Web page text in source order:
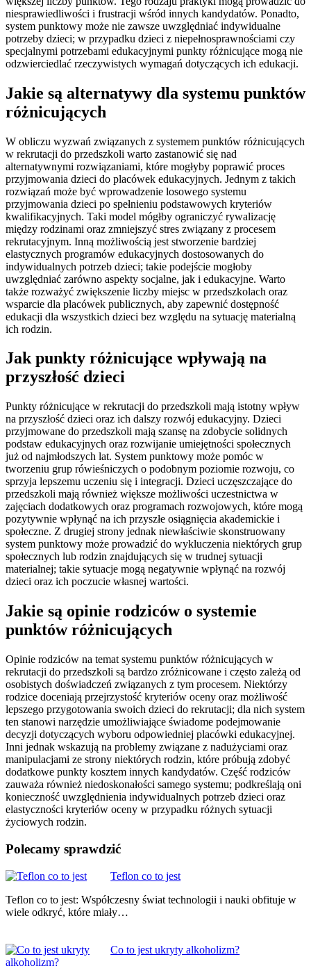
niesprawiedliwości i frustracji wśród innych kandydatów. Ponadto,
system punktowy może nie zawsze uwzględniać indywidualne
potrzeby dzieci; w przypadku dzieci z niepełnosprawnościami czy
specjalnymi potrzebami edukacyjnymi punkty różnicujące mogą nie
odzwierciedlać rzeczywistych wymagań dotyczących ich edukacji.
Jakie są alternatywy dla systemu punktów
różnicujących
W obliczu wyzwań związanych z systemem punktów różnicujących
w rekrutacji do przedszkoli warto zastanowić się nad
alternatywnymi rozwiązaniami, które mogłyby poprawić proces
przyjmowania dzieci do placówek edukacyjnych. Jednym z takich
rozwiązań może być wprowadzenie losowego systemu
przyjmowania dzieci po spełnieniu podstawowych kryteriów
kwalifikacyjnych. Taki model mógłby ograniczyć rywalizację
między rodzinami oraz zmniejszyć stres związany z procesem
rekrutacyjnym. Inną możliwością jest stworzenie bardziej
elastycznych programów edukacyjnych dostosowanych do
indywidualnych potrzeb dzieci; takie podejście mogłoby
uwzględniać zarówno aspekty socjalne, jak i edukacyjne. Warto
także rozważyć zwiększenie liczby miejsc w przedszkolach oraz
wsparcie dla placówek publicznych, aby zapewnić dostępność
edukacji dla wszystkich dzieci bez względu na sytuację materialną
ich rodzin.
Jak punkty różnicujące wpływają na
przyszłość dzieci
Punkty różnicujące w rekrutacji do przedszkoli mają istotny wpływ
na przyszłość dzieci oraz ich dalszy rozwój edukacyjny. Dzieci
przyjmowane do przedszkoli mają szansę na zdobycie solidnych
podstaw edukacyjnych oraz rozwijanie umiejętności społecznych
już od najmłodszych lat. System punktowy może pomóc w
tworzeniu grup rówieśniczych o podobnym poziomie rozwoju, co
sprzyja lepszemu uczeniu się i integracji. Dzieci uczęszczające do
przedszkoli mają również większe możliwości uczestnictwa w
zajęciach dodatkowych oraz programach rozwojowych, które mogą
pozytywnie wpłynąć na ich przyszłe osiągnięcia akademickie i
społeczne. Z drugiej strony jednak niewłaściwie skonstruowany
system punktowy może prowadzić do wykluczenia niektórych grup
społecznych lub rodzin znajdujących się w trudnej sytuacji
materialnej; takie sytuacje mogą negatywnie wpłynąć na rozwój
dzieci oraz ich poczucie własnej wartości.
Jakie są opinie rodziców o systemie
punktów różnicujących
Opinie rodziców na temat systemu punktów różnicujących w
rekrutacji do przedszkoli są bardzo zróżnicowane i często zależą od
osobistych doświadczeń związanych z tym procesem. Niektórzy
rodzice doceniają przejrzystość kryteriów oceny oraz możliwość
lepszego przygotowania swoich dzieci do rekrutacji; dla nich system
ten stanowi narzędzie umożliwiające świadome podejmowanie
decyzji dotyczących wyboru odpowiedniej placówki edukacyjnej.
Inni jednak wskazują na problemy związane z nadużyciami oraz
manipulacjami ze strony niektórych rodzin, które próbują zdobyć
dodatkowe punkty kosztem innych kandydatów. Część rodziców
zauważa również niedoskonałości samego systemu; podkreślają oni
konieczność uwzględnienia indywidualnych potrzeb dzieci oraz
elastyczności kryteriów oceny w przypadku różnych sytuacji
życiowych rodzin.
Polecamy sprawdzić
Teflon co to jest
Teflon co to jest: Współczesny świat technologii i nauki obfituje w
wiele odkryć, które miały…
Co to jest ukryty alkoholizm?
Nawigacja
wpisu